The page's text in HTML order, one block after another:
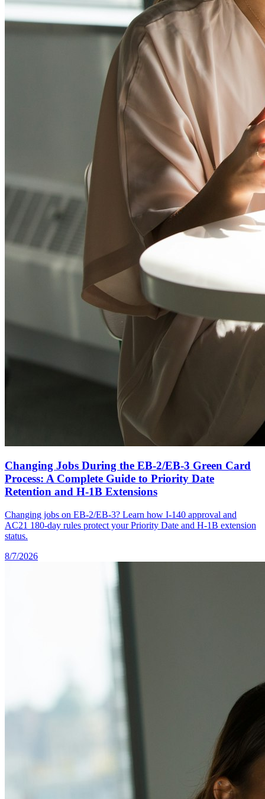
Changing Jobs During the EB-2/EB-3 Green Card
Process: A Complete Guide to Priority Date
Retention and H-1B Extensions
Changing jobs on EB-2/EB-3? Learn how I-140 approval and
AC21 180-day rules protect your Priority Date and H-1B extension
status.
8/7/2026